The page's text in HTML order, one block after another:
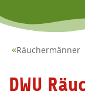
Räuchermänner
DWU